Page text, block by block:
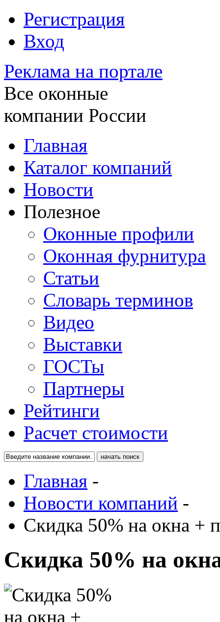
Регистрация
Вход
Реклама на портале
Все оконные
компании России
Главная
Каталог компаний
Новости
Полезное
Оконные профили
Оконная фурнитура
Статьи
Словарь терминов
Видео
Выставки
ГОСТы
Партнеры
Рейтинги
Расчет стоимости
Главная -
Новости компаний -
Скидка 50% на окна +
Скидка 50% на